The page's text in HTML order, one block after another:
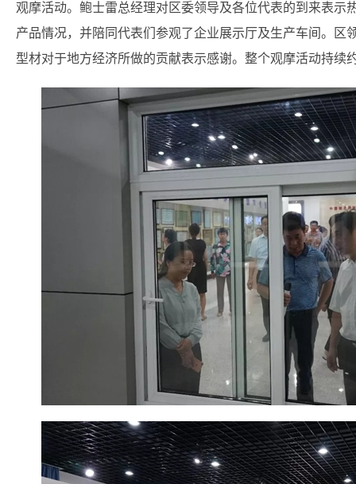
观摩活动。鲍士雷总经理对区委领导及各位代表的到来表示
产品情况，并陪同代表们参观了企业展示厅及生产车间。
型材对于地方经济所做的贡献表示感谢。整个观摩活动持续